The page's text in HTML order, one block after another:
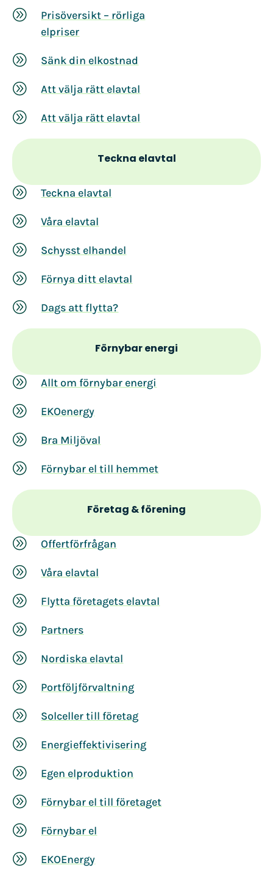
A
Prisöversikt – rörliga
elpriser
A Sänk din elkostnad
A Att välja rätt elavtal
A Att välja rätt elavtal
Teckna elavtal
A Teckna elavtal
A Våra elavtal
A Schysst elhandel
A Förnya ditt elavtal
A Dags att flytta?
Förnybar energi
A Allt om förnybar energi
A EKOenergy
A Bra Miljöval
A Förnybar el till hemmet
Företag & förening
A Offertförfrågan
A Våra elavtal
A Flytta företagets elavtal
A Partners
A Nordiska elavtal
A Portföljförvaltning
A Solceller till företag
A Energieffektivisering
A Egen elproduktion
A Förnybar el till företaget
A Förnybar el
A EKOEnergy